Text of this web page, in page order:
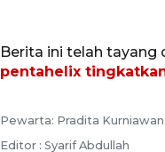
Berita ini telah tayang
pentahelix
Pewarta: Pradita Kurniawan
Editor : Syarif Abdullah